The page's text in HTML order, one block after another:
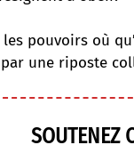
pouvoirs où
une riposte
SOUTENEZ